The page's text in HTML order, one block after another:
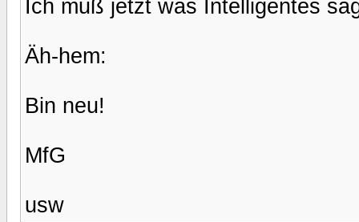
Ich muß jetzt was Intelligentes
Äh-hem:
Bin neu!
MfG
usw